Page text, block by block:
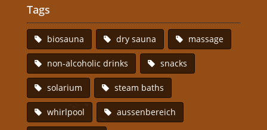
Tags
biosauna dry sauna massage
non-alcoholic drinks snacks
solarium steam baths
whirlpool aussenbereich